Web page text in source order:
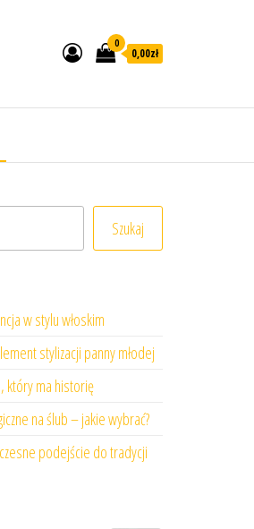
0
0,00zł
Szukaj
w stylu włoskim
stylizacji panny młodej
który ma historię
na ślub – jakie wybrać?
podejście do tradycji